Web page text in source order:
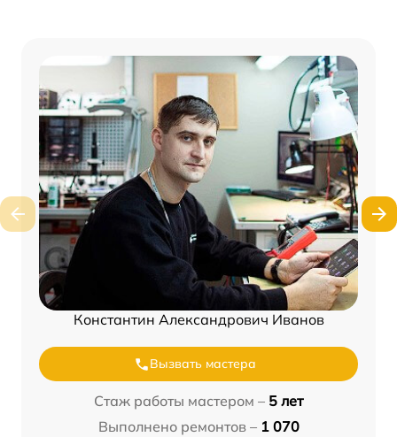
Константин Александрович Иванов
Вызвать мастера
Стаж работы мастером – 5 лет
Выполнено ремонтов – 1 070